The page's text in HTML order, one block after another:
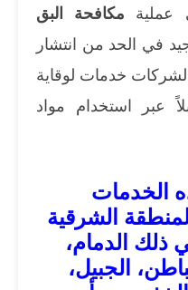
عملية مكافحة البق
في الحد من انتشار
خدمات لوقاية
عبر استخدام مواد
الخدمات
الشرقية
ذلك الدمام،
الجبيل،